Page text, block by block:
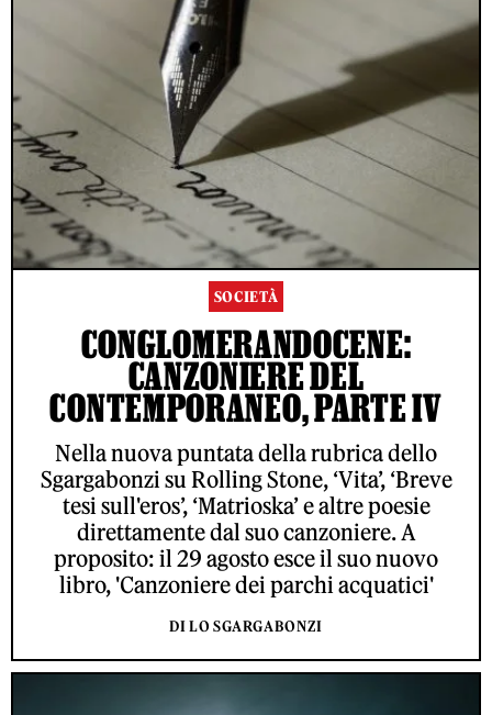
SOCIETÀ
CONGLOMERANDOCENE:
CANZONIERE DEL
CONTEMPORANEO, PARTE IV
Nella nuova puntata della rubrica dello
Sgargabonzi su Rolling Stone, ‘Vita’, ‘Breve
tesi sull'eros’, ‘Matrioska’ e altre poesie
direttamente dal suo canzoniere. A
proposito: il 29 agosto esce il suo nuovo
libro, 'Canzoniere dei parchi acquatici'
DI LO SGARGABONZI